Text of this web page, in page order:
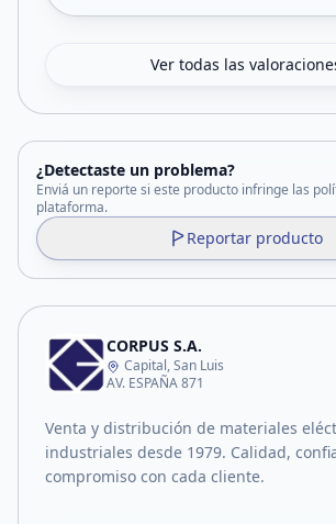
Ver todas las
¿Detectaste un problema?
Enviá un reporte si este producto infringe las
plataforma.
Reportar producto
CORPUS S.A.
Capital, San Luis
AV. ESPAÑA 871
Venta y distribución de materiales
industriales desde 1979. Calidad,
compromiso con cada cliente.